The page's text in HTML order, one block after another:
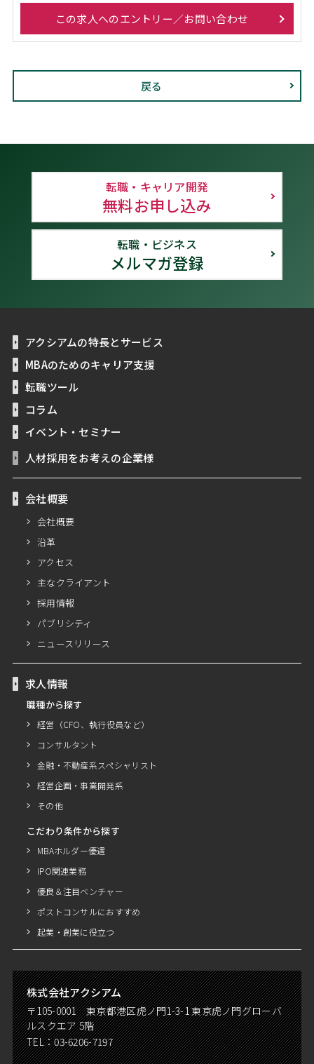
この求人へのエントリー／お問い合わせ
戻る
転職・キャリア開発
無料お申し込み
転職・ビジネス
メルマガ登録
アクシアムの特長とサービス
MBAのためのキャリア支援
転職ツール
コラム
イベント・セミナー
人材採用をお考えの企業様
会社概要
会社概要
沿革
アクセス
主なクライアント
採用情報
パブリシティ
ニュースリリース
求人情報
職種から探す
経営（CFO、執行役員など）
コンサルタント
金融・不動産系スペシャリスト
経営企画・事業開発系
その他
こだわり条件から探す
MBAホルダー優遇
IPO関連業務
優良＆注目ベンチャー
ポストコンサルにおすすめ
起業・創業に役立つ
株式会社アクシアム
〒105-0001 東京都港区虎ノ門1-3-1 東京虎ノ門グローバ
ルスクエア 5階
TEL：03-6206-7197